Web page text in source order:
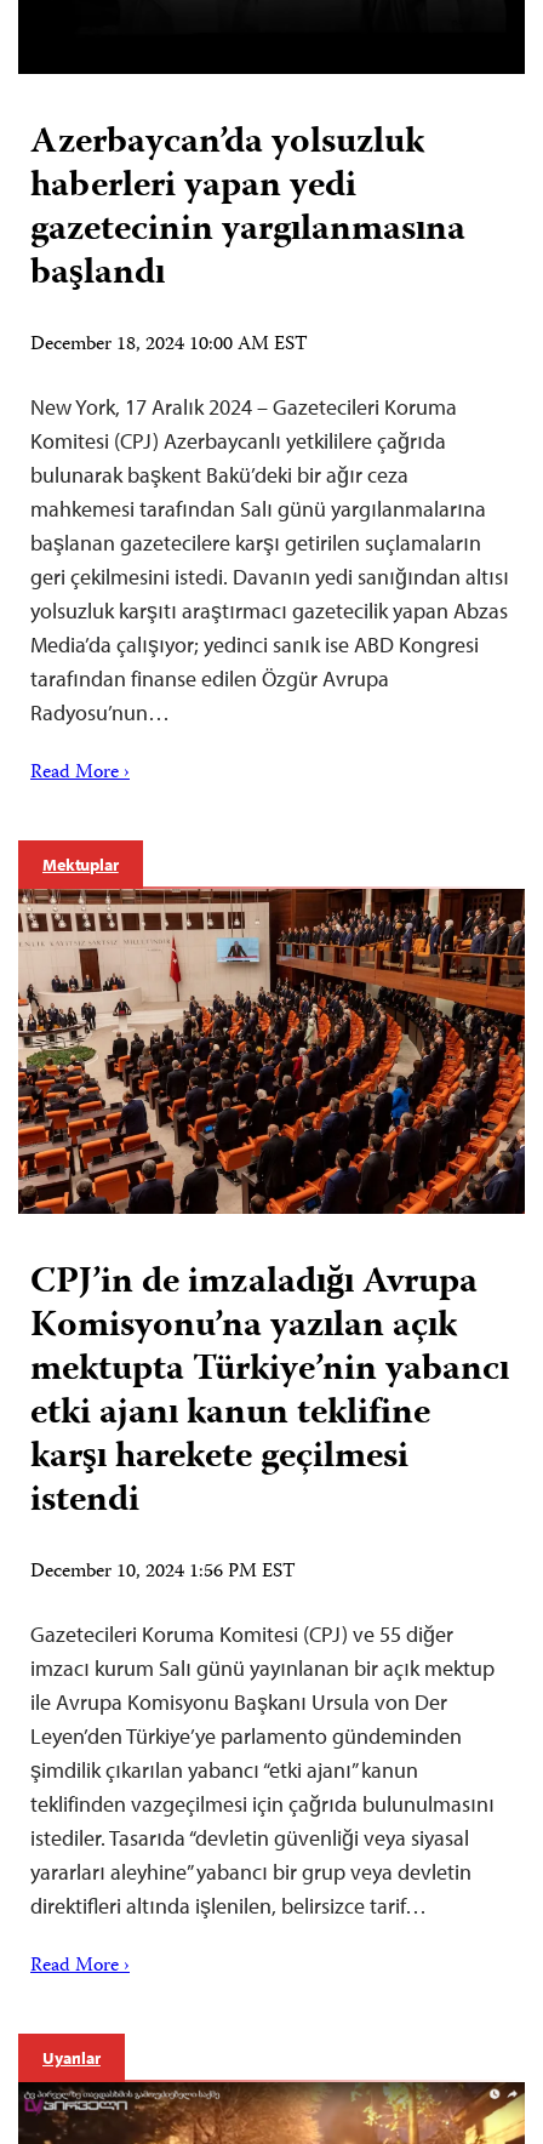
Azerbaycan’da yolsuzluk
haberleri yapan yedi
gazetecinin yargılanmasına
başlandı
December 18, 2024 10:00 AM EST
New York, 17 Aralık 2024 – Gazetecileri Koruma
Komitesi (CPJ) Azerbaycanlı yetkililere çağrıda
bulunarak başkent Bakü’deki bir ağır ceza
mahkemesi tarafından Salı günü yargılanmalarına
başlanan gazetecilere karşı getirilen suçlamaların
geri çekilmesini istedi. Davanın yedi sanığından altısı
yolsuzluk karşıtı araştırmacı gazetecilik yapan Abzas
Media’da çalışıyor; yedinci sanık ise ABD Kongresi
tarafından finanse edilen Özgür Avrupa
Radyosu’nun…
Read More ›
Mektuplar
CPJ’in de imzaladığı Avrupa
Komisyonu’na yazılan açık
mektupta Türkiye’nin yabancı
etki ajanı kanun teklifine
karşı harekete geçilmesi
istendi
December 10, 2024 1:56 PM EST
Gazetecileri Koruma Komitesi (CPJ) ve 55 diğer
imzacı kurum Salı günü yayınlanan bir açık mektup
ile Avrupa Komisyonu Başkanı Ursula von Der
Leyen’den Türkiye’ye parlamento gündeminden
şimdilik çıkarılan yabancı “etki ajanı” kanun
teklifinden vazgeçilmesi için çağrıda bulunulmasını
istediler. Tasarıda “devletin güvenliği veya siyasal
yararları aleyhine” yabancı bir grup veya devletin
direktifleri altında işlenilen, belirsizce tarif…
Read More ›
Uyarılar